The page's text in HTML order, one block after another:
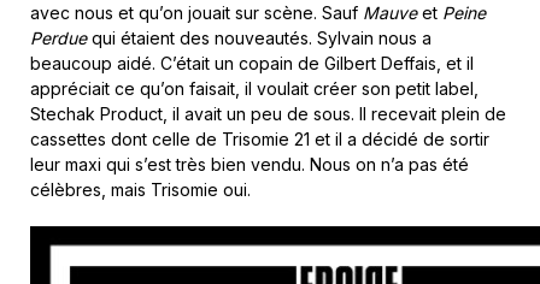
avec nous et qu’on jouait sur scène. Sauf Mauveet Peine
Perduequi étaient des nouveautés. Sylvain nous a
beaucoup aidé. C’était un copain de Gilbert Deffais, et il
appréciait ce qu’on faisait, il voulait créer son petit label,
Stechak Product, il avait un peu de sous. Il recevait plein de
cassettes dont celle de Trisomie 21 et il a décidé de sortir
leur maxi qui s’est très bien vendu. Nous on n’a pas été
célèbres, mais Trisomie oui.